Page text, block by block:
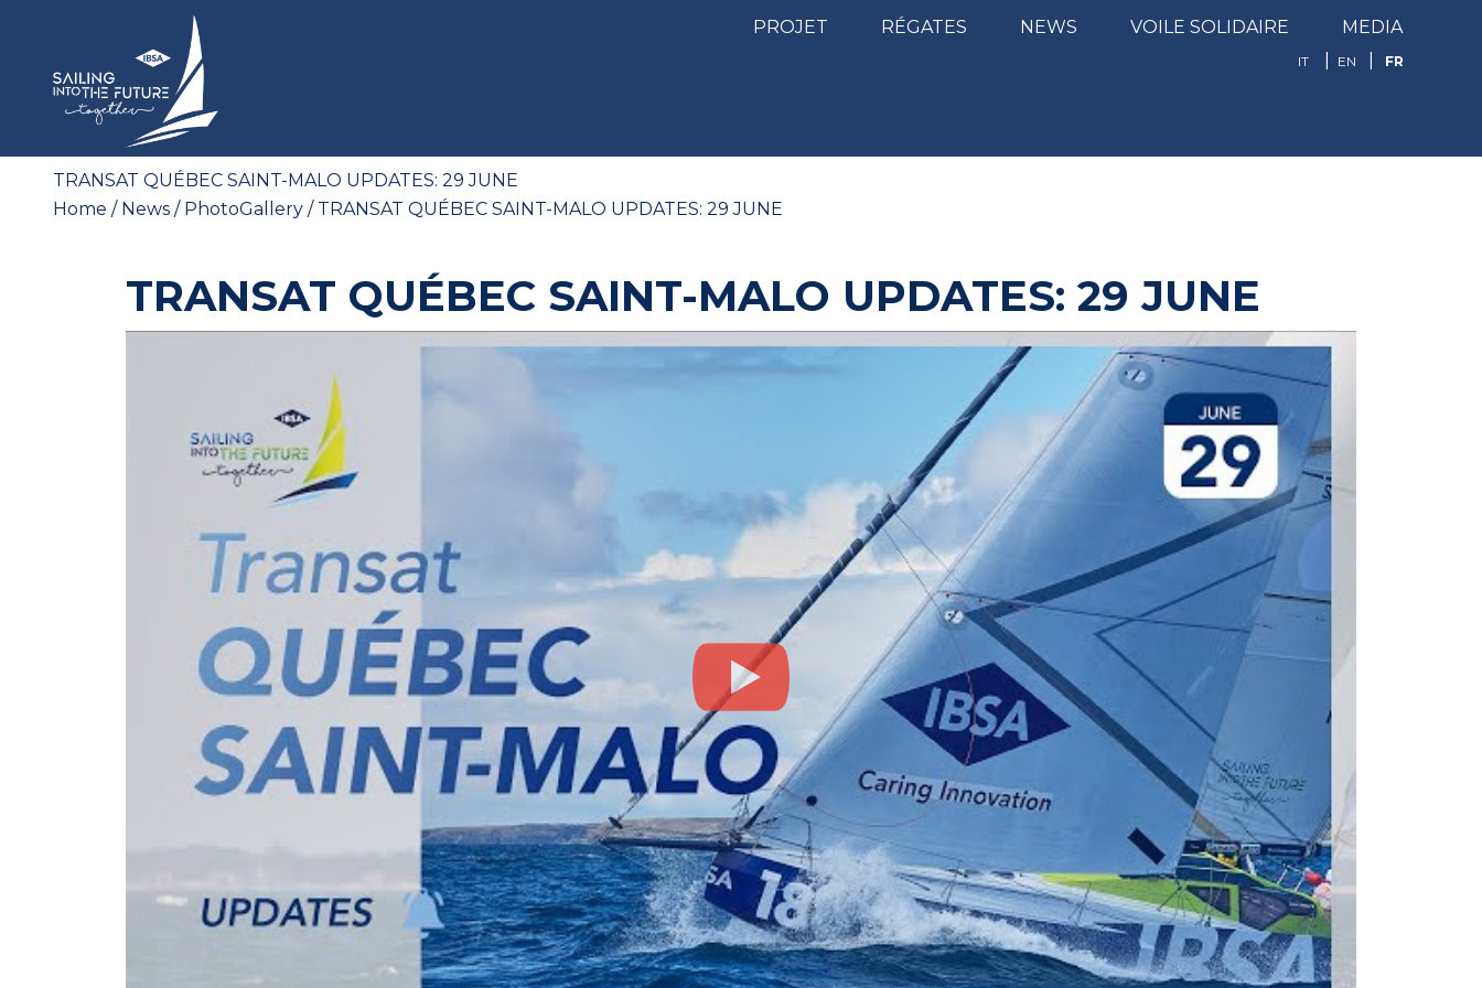
IT EN FR
PROJET RÉGATES NEWS VOILE SOLIDAIRE MEDIA
TRANSAT QUÉBEC SAINT-MALO UPDATES: 29 JUNE
Home / News / PhotoGallery / TRANSAT QUÉBEC SAINT-MALO UPDATES: 29 JUNE
TRANSAT QUÉBEC SAINT-MALO UPDATES: 29 JUNE